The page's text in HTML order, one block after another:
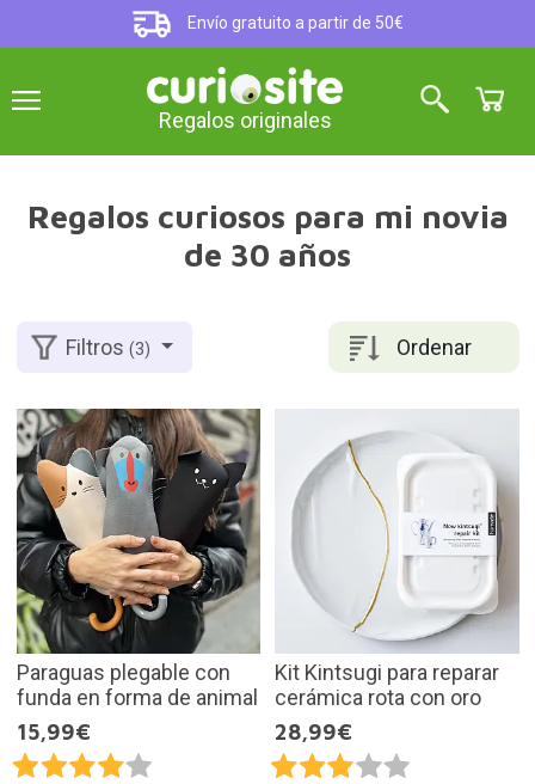
Envío gratuito a partir de 50€
Regalos originales
Regalos curiosos para mi novia
de 30 años
Ordenar
Filtros(3)
Paraguas plegable con
funda en forma de animal
15,99€
Kit Kintsugi para reparar
cerámica rota con oro
28,99€